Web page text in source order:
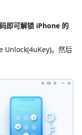
即可解锁 iPhone 的
Unlock(4uKey)。然后